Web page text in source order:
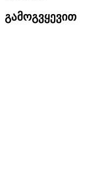
გამოგვყევით